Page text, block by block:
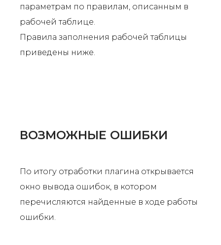
параметрам по правилам, описанным в
рабочей таблице.
Правила заполнения рабочей таблицы
приведены ниже.
ВОЗМОЖНЫЕ ОШИБКИ
По итогу отработки плагина открывается
окно вывода ошибок, в котором
перечисляются найденные в ходе работы
ошибки.